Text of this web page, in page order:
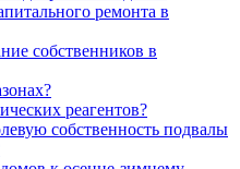
ремонта в
собственников в
реагентов?
собственность подвалы